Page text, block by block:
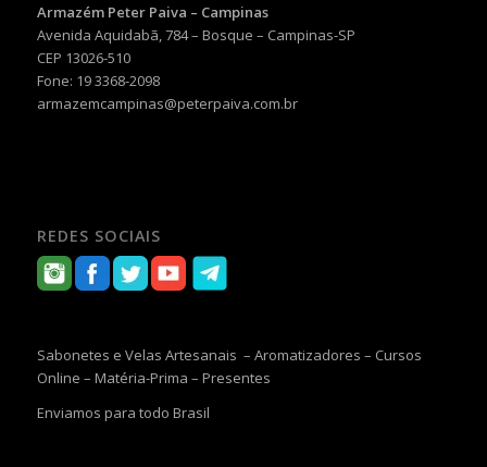
Armazém Peter Paiva – Campinas
Avenida Aquidabã, 784 – Bosque – Campinas-SP
CEP 13026-510
Fone: 19 3368-2098
armazemcampinas@peterpaiva.com.br
REDES SOCIAIS
Sabonetes e Velas Artesanais – Aromatizadores – Cursos
Online – Matéria-Prima – Presentes
Enviamos para todo Brasil